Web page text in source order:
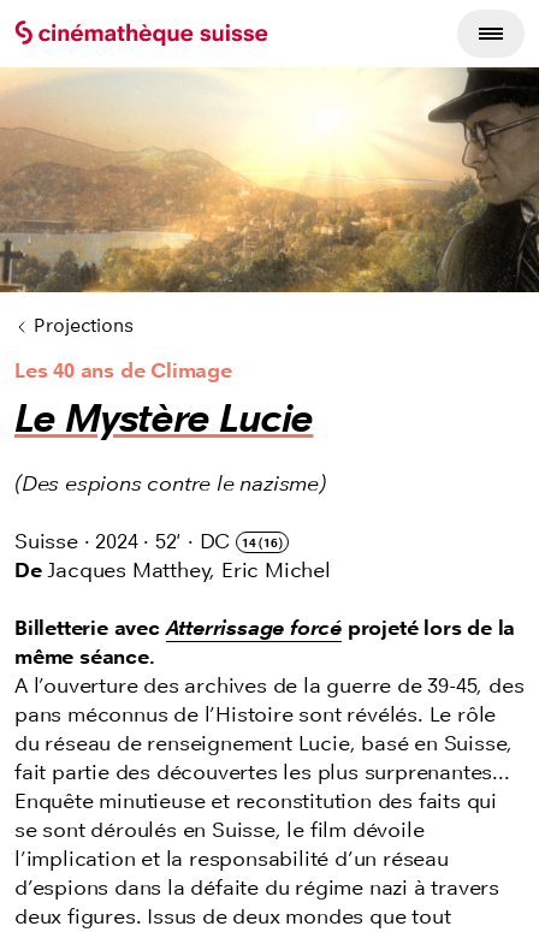
Projections
Les 40 ans de Climage
Le Mystère Lucie
(Des espions contre le nazisme)
Suisse·2024· 52' · DC 14 (16)
DeJacques Matthey, Eric Michel
Billetterie avecAtterrissage forcé projeté lors de la
même séance.
A l’ouverture des archives de la guerre de 39-45, des
pans méconnus de l’Histoire sont révélés. Le rôle
du réseau de renseignement Lucie, basé en Suisse,
fait partie des découvertes les plus surprenantes...
Enquête minutieuse et reconstitution des faits qui
se sont déroulés en Suisse, le film dévoile
l’implication et la responsabilité d’un réseau
d’espions dans la défaite du régime nazi à travers
deux figures. Issus de deux mondes que tout